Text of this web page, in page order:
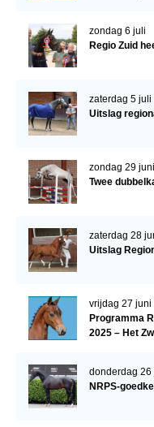
zondag 6 juli
Regio Zuid
zaterdag 5 juli
Uitslag
zondag 29 juni
Twee
zaterdag 28
Uitslag
vrijdag 27 juni
Programma
2025 – Het
donderdag 26
NRPS-